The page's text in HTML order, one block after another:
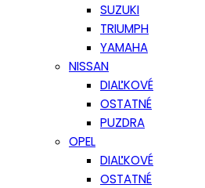
SUZUKI
TRIUMPH
YAMAHA
NISSAN
DIAĽKOVÉ
OSTATNÉ
PUZDRA
OPEL
DIAĽKOVÉ
OSTATNÉ